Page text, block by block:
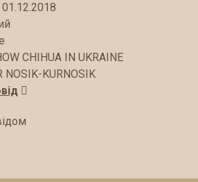
01.12.2018
CHIHUA IN UKRAINE
NOSIK-KURNOSIK